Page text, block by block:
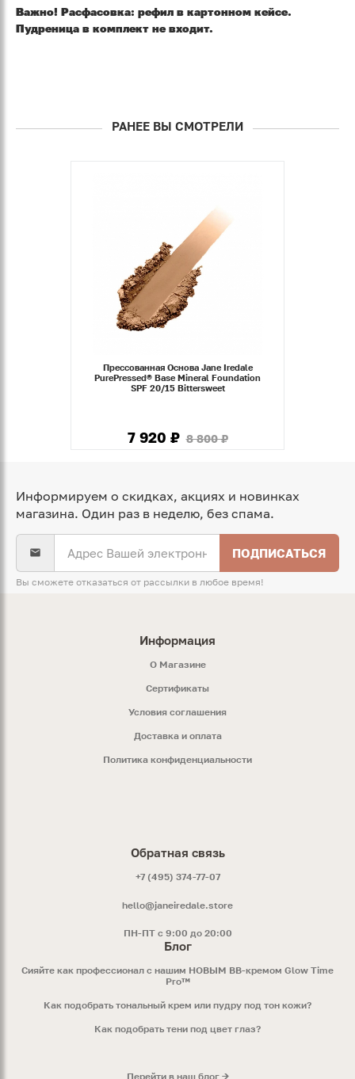
Важно! Расфасовка: рефил в картонном кейсе.
Пудреница в комплект не входит.
РАНЕЕ ВЫ СМОТРЕЛИ
Прессованная Основа Jane Iredale
PurePressed® Base Mineral Foundation
SPF 20/15 Bittersweet
7 920 ₽ 8 800 ₽
Информируем о скидках, акциях и новинках
магазина. Один раз в неделю, без спама.
ПОДПИСАТЬСЯ
Вы сможете отказаться от рассылки в любое время!
Информация
O Магазине
Сертификаты
Условия соглашения
Доставка и оплата
Политика конфиденциальности
Обратная связь
+7 (495) 374-77-07
hello@janeiredale.store
ПН-ПТ с 9:00 до 20:00
Блог
Сияйте как профессионал с нашим НОВЫМ ВВ-кремом Glow Time
Pro™
Как подобрать тональный крем или пудру под тон кожи?
Как подобрать тени под цвет глаз?
Перейти в наш блог →